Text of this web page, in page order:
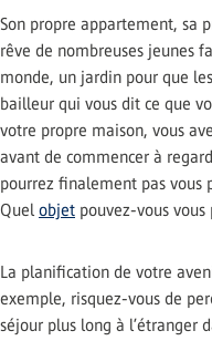
Son propre appartement, sa
rêve de nombreuses jeunes
monde, un jardin pour que
bailleur qui vous dit ce que
votre propre maison, vous
avant de commencer à
pourrez finalement pas
Quel objet pouvez-vous
La planification de votre
exemple, risquez-vous de
séjour plus long à l’étranger